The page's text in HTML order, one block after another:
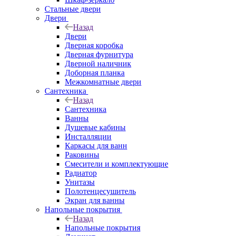
Стальные двери
Двери
Назад
Двери
Дверная коробка
Дверная фурнитура
Дверной наличник
Доборная планка
Межкомнатные двери
Сантехника
Назад
Сантехника
Ванны
Душевые кабины
Инсталляции
Каркасы для ванн
Раковины
Смесители и комплектующие
Радиатор
Унитазы
Полотенцесушитель
Экран для ванны
Напольные покрытия
Назад
Напольные покрытия